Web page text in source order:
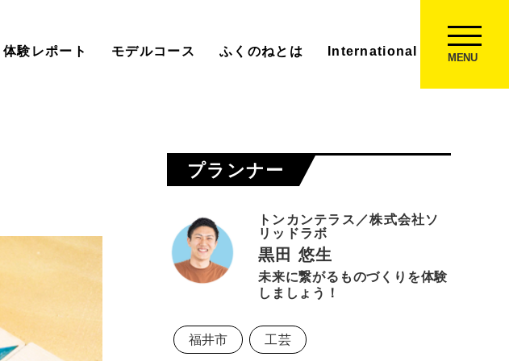
体験レポート モデルコース ふくのねとは International MENU
プランナー
トンカンテラス／株式会社ソ
リッドラボ
黒田 悠生
未来に繋がるものづくりを体験
しましょう！
福井市 工芸